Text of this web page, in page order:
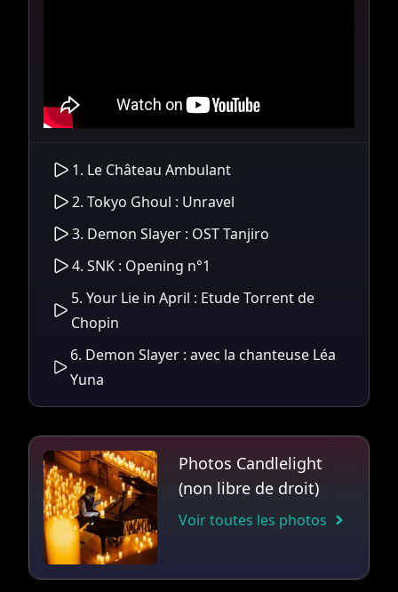
1. Le Château Ambulant
2. Tokyo Ghoul : Unravel
3. Demon Slayer : OST Tanjiro
4. SNK : Opening n°1
5. Your Lie in April : Etude Torrent de
Chopin
6. Demon Slayer : avec la chanteuse Léa
Yuna
Photos Candlelight
(non libre de droit)
Voir toutes les photos